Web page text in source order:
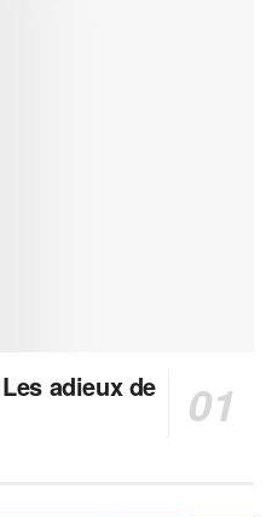
adieux de